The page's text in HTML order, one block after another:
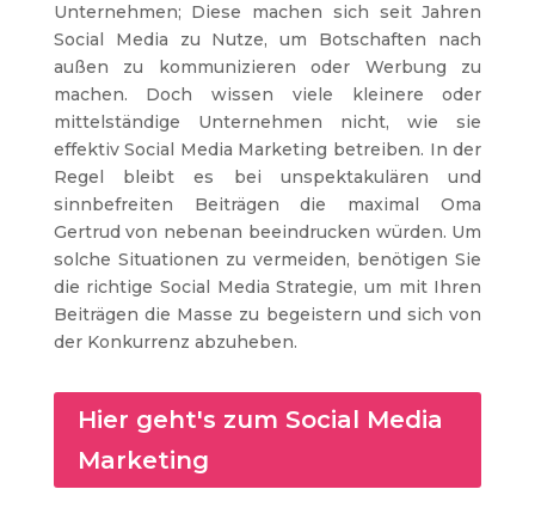
Unternehmen; Diese machen sich seit Jahren
Social Media zu Nutze, um Botschaften nach
außen zu kommunizieren oder Werbung zu
machen. Doch wissen viele kleinere oder
mittelständige Unternehmen nicht, wie sie
effektiv Social Media Marketing betreiben. In der
Regel bleibt es bei unspektakulären und
sinnbefreiten Beiträgen die maximal Oma
Gertrud von nebenan beeindrucken würden. Um
solche Situationen zu vermeiden, benötigen Sie
die richtige Social Media Strategie, um mit Ihren
Beiträgen die Masse zu begeistern und sich von
der Konkurrenz abzuheben.
Hier geht's zum Social Media
Marketing